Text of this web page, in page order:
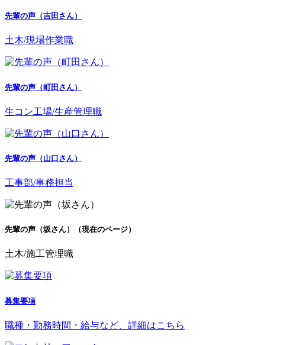
先輩の声（吉田さん）
土木/現場作業職
先輩の声（町田さん）
生コン工場/生産管理職
先輩の声（山口さん）
工事部/事務担当
先輩の声（坂さん） （現在のページ）
土木/施工管理職
募集要項
職種・勤務時間・給与など、詳細はこちら